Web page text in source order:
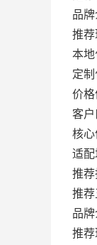
品
推荐
本
定
价格
客
核心
适配
推
推
品
推荐